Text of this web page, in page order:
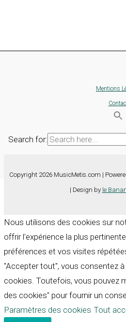
Mentions
Search for:
Copyright 2026 MusicMetis.com |
| Design by le
Nous utilisons des cookies sur
offrir l'expérience la plus
préférences et vos visites
"Accepter tout", vous consentez
cookies. Toutefois, vous pouvez
des cookies" pour fournir un
Paramètres des cookies Tout